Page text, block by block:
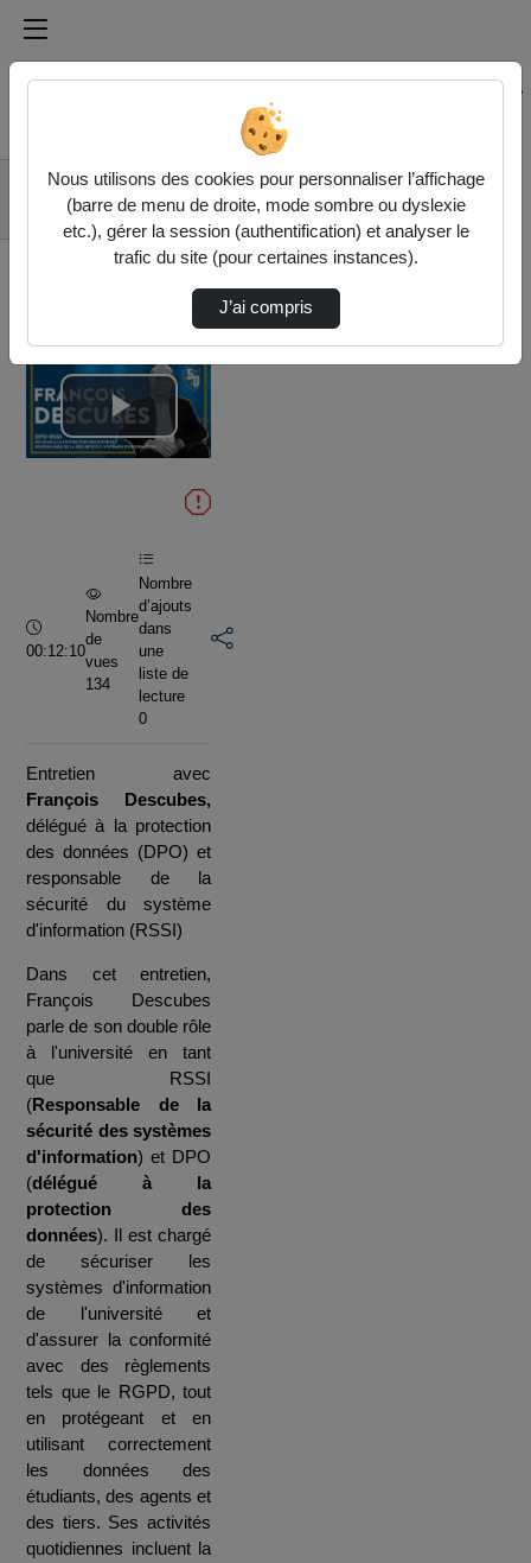
Médiathèque de l'université Paris
Rechercher un média sur Médiathèque de l'université
Accueil
Vidéos
Entretien avec
François Descubes
Lire
vidéo
Durée :
00:12:10
Nombre
de
vues
134
Nombre
d’ajouts
dans
une
liste de
lecture
0
Entretien avec
François Descubes,
délégué à la protection
des données (DPO) et
responsable de la
sécurité du système
d'information (RSSI)
Dans cet entretien,
François Descubes
parle de son double rôle
à l'université en tant
que RSSI
(Responsable de la
sécurité des systèmes
d'information) et DPO
(délégué à la
protection des
données). Il est chargé
de sécuriser les
systèmes d'information
de l'université et
d'assurer la conformité
avec des règlements
tels que le RGPD, tout
en protégeant et en
utilisant correctement
les données des
étudiants, des agents et
des tiers. Ses activités
quotidiennes incluent la
Nous utilisons des cookies pour personnaliser l’affichage
(barre de menu de droite, mode sombre ou dyslexie
etc.), gérer la session (authentification) et analyser le
trafic du site (pour certaines instances).
J’ai compris